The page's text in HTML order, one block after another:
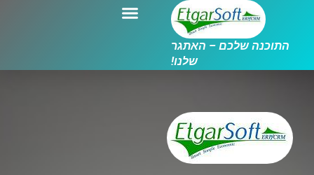
התוכנה שלכם – האתגר
שלנו!